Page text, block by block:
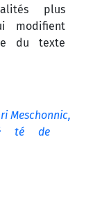
plus
modifient
du texte
Meschonnic,
té
de